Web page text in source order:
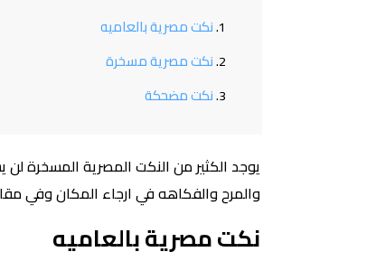
نكت مصرية بالعاميه
نكت مصرية مسخرة
نكت مضحكة
يوجد الكثير من النكت المصرية المسخرة
والمرح والفكاهه في ارجاء المكان وفي
نكت مصرية بالعاميه